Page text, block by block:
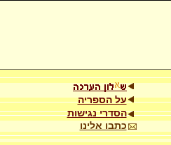
על הספריה
הסדרי נגישות
כתבו אלינו